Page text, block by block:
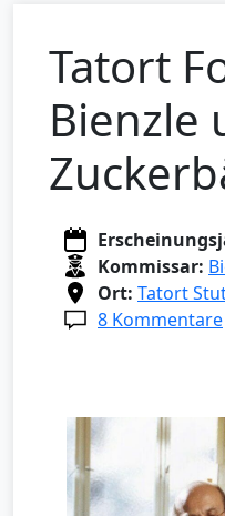
Tatort
Bienzle
Kommissar:
Ort: Tatort
8 Kommentare